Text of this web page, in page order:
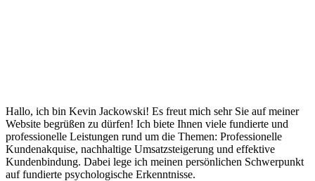
Hallo, ich bin Kevin Jackowski! Es freut mich sehr Sie auf meiner
Website begrüßen zu dürfen! Ich biete Ihnen viele fundierte und
professionelle Leistungen rund um die Themen: Professionelle
Kundenakquise, nachhaltige Umsatzsteigerung und effektive
Kundenbindung. Dabei lege ich meinen persönlichen Schwerpunkt
auf fundierte psychologische Erkenntnisse.